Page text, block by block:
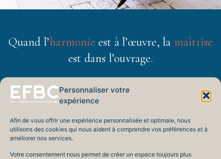
Personnaliser votre
expérience
Afin de vous offrir une expérience personnalisée et optimale, nous
utilisons des cookies qui nous aident à comprendre vos préférences et à
améliorer nos services.
Votre consentement nous permet de créer un espace toujours plus
Quand l’harmonie est à l’œuvre, la maîtrise
est dans l’ouvrage.
MAUD ANSELMETTI · MEMBER OF RICS
EFBC